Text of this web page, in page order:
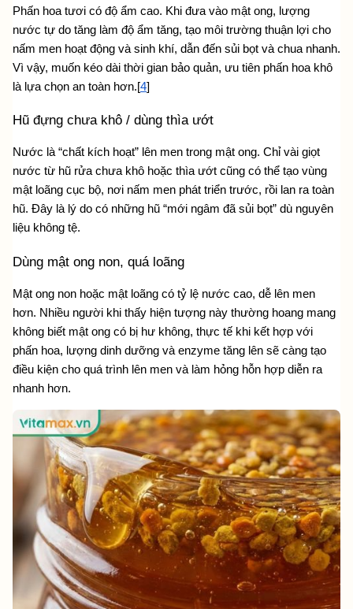
Phấn hoa tươi có độ ẩm cao. Khi đưa vào mật ong, lượng
nước tự do tăng làm độ ẩm tăng, tạo môi trường thuận lợi cho
nấm men hoạt động và sinh khí, dẫn đến sủi bọt và chua nhanh.
Vì vậy, muốn kéo dài thời gian bảo quản, ưu tiên phấn hoa khô
là lựa chọn an toàn hơn.[4]
Hũ đựng chưa khô / dùng thìa ướt
Nước là “chất kích hoạt” lên men trong mật ong. Chỉ vài giọt
nước từ hũ rửa chưa khô hoặc thìa ướt cũng có thể tạo vùng
mật loãng cục bộ, nơi nấm men phát triển trước, rồi lan ra toàn
hũ. Đây là lý do có những hũ “mới ngâm đã sủi bọt” dù nguyên
liệu không tệ.
Dùng mật ong non, quá loãng
Mật ong non hoặc mật loãng có tỷ lệ nước cao, dễ lên men
hơn. Nhiều người khi thấy hiện tượng này thường hoang mang
không biết mật ong có bị hư không, thực tế khi kết hợp với
phấn hoa, lượng dinh dưỡng và enzyme tăng lên sẽ càng tạo
điều kiện cho quá trình lên men và làm hỏng hỗn hợp diễn ra
nhanh hơn.